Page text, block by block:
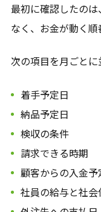
最初に確認したの
なく、お金が動く順
次の項目を月ごとに
着手予定日
納品予定日
検収の条件
請求できる時期
顧客からの入金予
社員の給与と社会